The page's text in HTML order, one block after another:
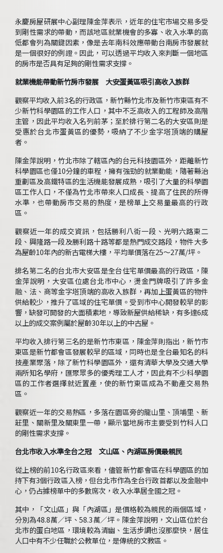
永慶房屋研展中心副理陳金萍表示，近年的住宅市場交易多受
到剛性需求的帶動，而該地區就業機會的多寡、收入水準的高
低都會列為關鍵因素，像是去年南科效應帶動台南房市發展就
是一個很好的例證。因此，可以透過平均收入來判斷一個地區
的房市是否具有足夠的剛性需求支撐。
就業機能帶動新竹房市發展 大安蛋黃區吸引高收入族群
觀察平均收入前3名的行政區，新竹縣竹北市及新竹市東區有不
少新竹科學園區的工作人口，其中不乏高收入的工程師及高階
主管，因此平均收入名列前茅；至於排行第二名的大安區則是
受惠於台北市蛋黃區的優勢，吸納了不少金字塔頂端的購屋
者。
陳金萍說明，竹北市除了轄區內的台元科技園區外，距離新竹
科學園區也僅10分鐘的車程，擁有強勁的就業動能，隨著縣治
重劃區及高鐵特區的生活機能發展成熟，吸引了大量的科學園
區工作人口，不僅為竹北市帶來人口成長、提高了住民的所得
水準，也帶動房市交易的熱度，是榜單上交易量最高的行政
區。
觀察近一年的成交資訊，包括勝利八街一段、光明六路東二
段、興隆路一段及勝利路十路等都是熱門成交路段，物件大多
為屋齡10年內的新古電梯大樓，平均單價落在25～27萬/坪。
排名第二名的台北市大安區是全台住宅單價最高的行政區，陳
金萍說明，大安區位處台北市中心，燙金門牌吸引了許多金
融、法、商等金字塔頂端的高收入族群，再加上蛋黃區的物件
供給較少，推升了區域的住宅單價。受到市中心開發較早的影
響，缺發可開發的大面積素地，導致新屋供給稀缺，有多達6成
以上的成交案例屬於屋齡30年以上的中古屋。
平均收入排行第三名的是新竹市東區，陳金萍則指出，新竹市
東區是新竹都會區發展較早的區域，同時也是全台最知名的科
技產業聚落，除了新竹科學園區外，還有清華大學及交通大學
兩所知名學府，匯聚眾多的優秀理工人才，因此有不少科學園
區的工作者選擇就近置產，使的新竹東區成為不動產交易熱
區。
觀察近一年的交易熱區，多落在園區旁的龍山里、頂埔里、新
莊里、關新里及關東里一帶，顯示當地房市主要受到竹科人口
的剛性需求支撐。
台北市收入水準全台之冠 文山區、內湖區房價最親民
從上榜的前10名行政區來看，儘管新竹都會區在科學園區的加
持下有3個行政區入榜，但台北市作為全台行政首都以及金融中
心，仍占據榜單中的多數席次，收入水準居全國之冠。
其中，「文山區」與「內湖區」是價格較為親民的兩個區域，
分別為48.8萬／坪、58.3萬／坪。陳金萍說明，文山區位於台
北市的蛋白地區，環境較為清幽、生活步調也沒那麼快，居住
人口中有不少任職於公教單位，是傳統的文教區。